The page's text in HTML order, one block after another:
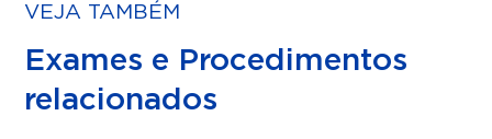
VEJA TAMBÉM
Exames e Procedimentos
relacionados